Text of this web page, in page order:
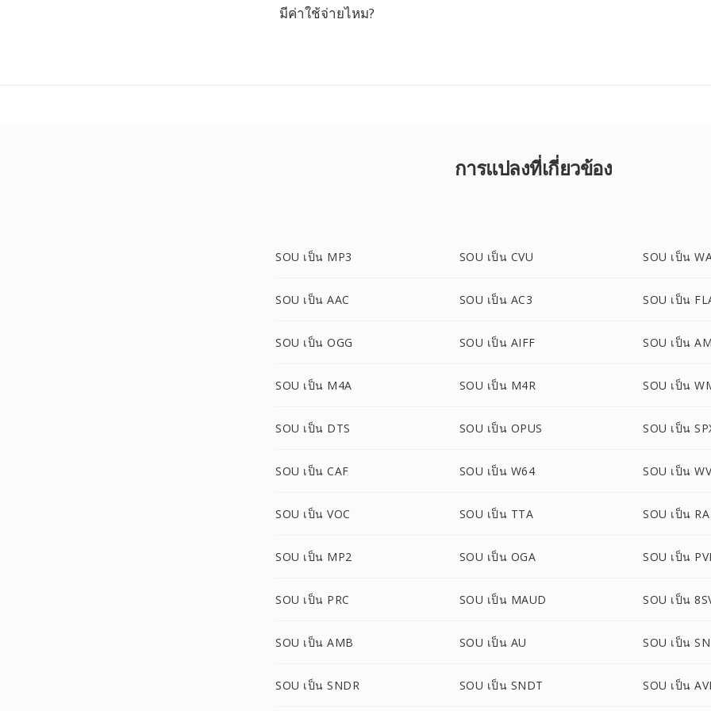
มีค่าใช้จ่ายไหม?
การแปลงที่เกี่ยวข้อง
SOU เป็น MP3 SOU เป็น CVU SOU เป็น
SOU เป็น AAC SOU เป็น AC3 SOU เป็น
SOU เป็น OGG SOU เป็น AIFF SOU เป็น
SOU เป็น M4A SOU เป็น M4R SOU เป็น
SOU เป็น DTS SOU เป็น OPUS SOU เป็น
SOU เป็น CAF SOU เป็น W64 SOU เป็น
SOU เป็น VOC SOU เป็น TTA SOU เป็น RA
SOU เป็น MP2 SOU เป็น OGA SOU เป็น
SOU เป็น PRC SOU เป็น MAUD SOU เป็น
SOU เป็น AMB SOU เป็น AU SOU เป็น
SOU เป็น SNDR SOU เป็น SNDT SOU เป็น